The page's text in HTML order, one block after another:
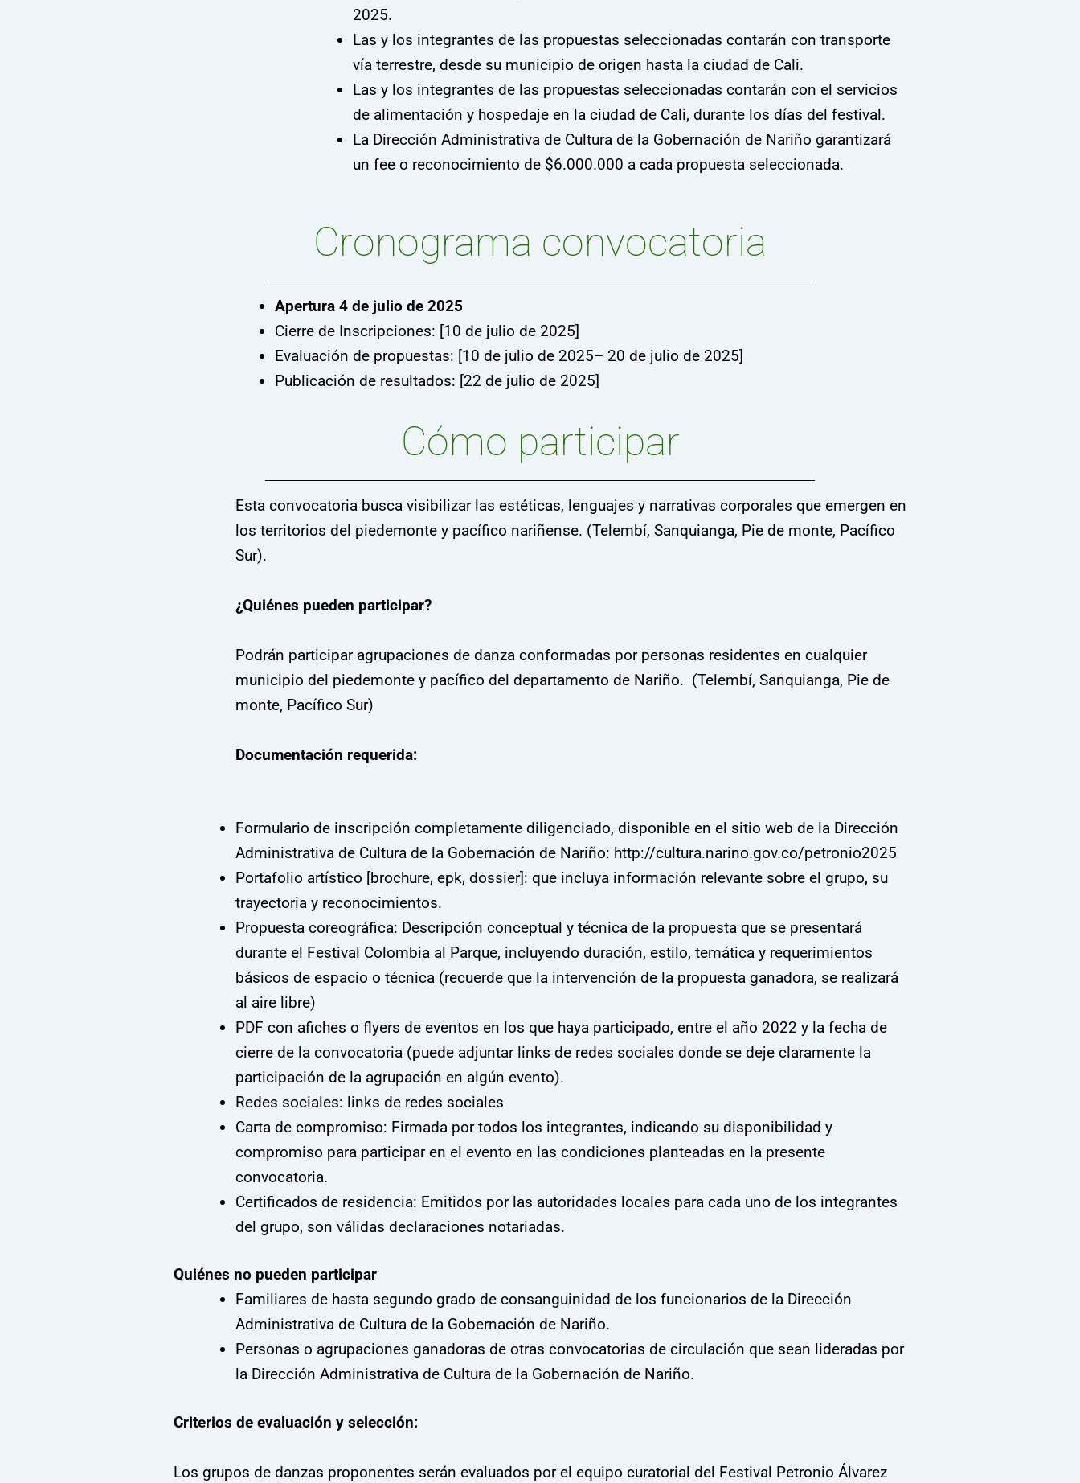
2025.
Las y los integrantes de las propuestas seleccionadas contarán con transporte
vía terrestre, desde su municipio de origen hasta la ciudad de Cali.
Las y los integrantes de las propuestas seleccionadas contarán con el servicios
de alimentación y hospedaje en la ciudad de Cali, durante los días del festival.
La Dirección Administrativa de Cultura de la Gobernación de Nariño garantizará
un fee o reconocimiento de $6.000.000 a cada propuesta seleccionada.
Cronograma convocatoria
Apertura 4 de julio de 2025
Cierre de Inscripciones: [10 de julio de 2025]
Evaluación de propuestas: [10 de julio de 2025– 20 de julio de 2025]
Publicación de resultados: [22 de julio de 2025]
Cómo participar
Esta convocatoria busca visibilizar las estéticas, lenguajes y narrativas corporales que emergen en
los territorios del piedemonte y pacífico nariñense. (Telembí, Sanquianga, Pie de monte, Pacífico
Sur).
¿Quiénes pueden participar?
Podrán participar agrupaciones de danza conformadas por personas residentes en cualquier
municipio del piedemonte y pacífico del departamento de Nariño. (Telembí, Sanquianga, Pie de
monte, Pacífico Sur)
Documentación requerida:
Formulario de inscripción completamente diligenciado, disponible en el sitio web de la Dirección
Administrativa de Cultura de la Gobernación de Nariño: http://cultura.narino.gov.co/petronio2025
Portafolio artístico [brochure, epk, dossier]: que incluya información relevante sobre el grupo, su
trayectoria y reconocimientos.
Propuesta coreográfica: Descripción conceptual y técnica de la propuesta que se presentará
durante el Festival Colombia al Parque, incluyendo duración, estilo, temática y requerimientos
básicos de espacio o técnica (recuerde que la intervención de la propuesta ganadora, se realizará
al aire libre)
PDF con afiches o flyers de eventos en los que haya participado, entre el año 2022 y la fecha de
cierre de la convocatoria (puede adjuntar links de redes sociales donde se deje claramente la
participación de la agrupación en algún evento).
Redes sociales: links de redes sociales
Carta de compromiso: Firmada por todos los integrantes, indicando su disponibilidad y
compromiso para participar en el evento en las condiciones planteadas en la presente
convocatoria.
Certificados de residencia: Emitidos por las autoridades locales para cada uno de los integrantes
del grupo, son válidas declaraciones notariadas.
Quiénes no pueden participar
Familiares de hasta segundo grado de consanguinidad de los funcionarios de la Dirección
Administrativa de Cultura de la Gobernación de Nariño.
Personas o agrupaciones ganadoras de otras convocatorias de circulación que sean lideradas por
la Dirección Administrativa de Cultura de la Gobernación de Nariño.
Criterios de evaluación y selección:
Los grupos de danzas proponentes serán evaluados por el equipo curatorial del Festival Petronio Álvarez